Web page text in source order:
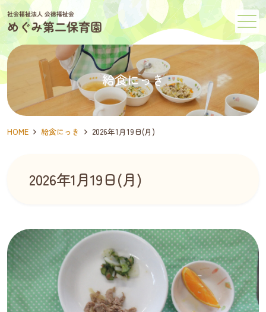
メニュー
給食にっき
HOME 給食にっき 2026年1月19日(月)
2026年1月19日(月)